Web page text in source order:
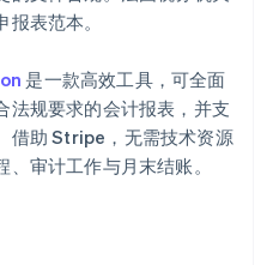
表范本。
是一款高效工具，可全面
法规要求的会计报表，并支
借助 Stripe，无需技术资源
、审计工作与月末结账。